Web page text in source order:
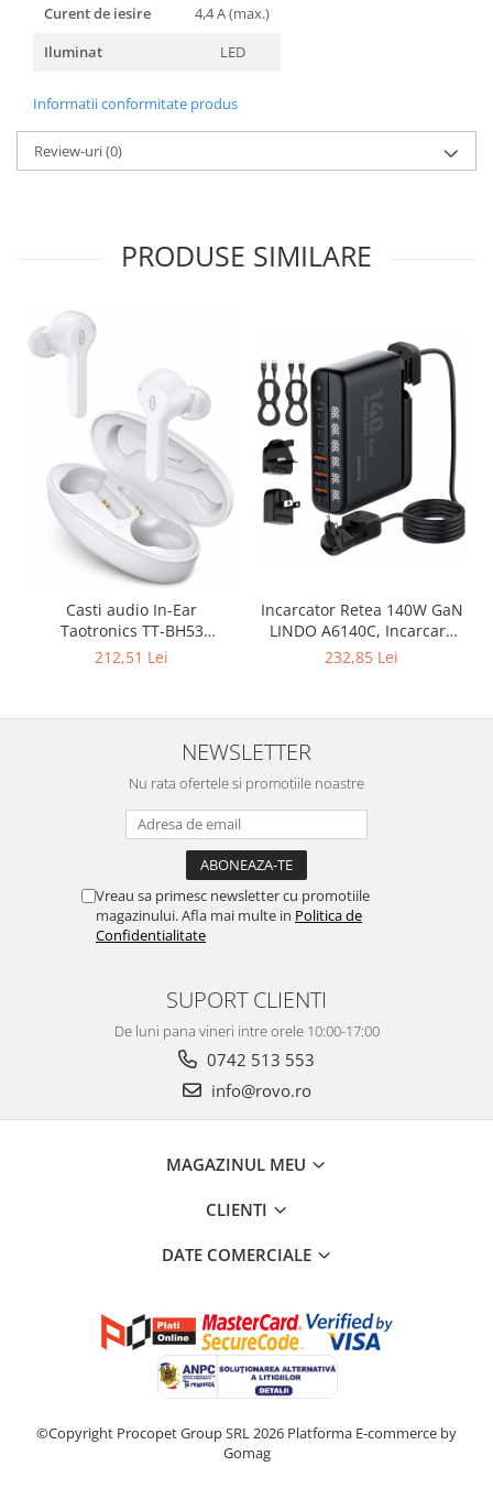
Curent de iesire
4,4 A (max.)
Iluminat
LED
Informatii conformitate produs
Review-uri(0)
PRODUSE SIMILARE
Casti audio In-Ear
Taotronics TT-BH53
SoundLiberty , True
212,51 Lei
Incarcator Retea 140W GaN
LINDO A6140C, Incarcare
rapida, 3xUSB-A, 3XUSB-C,
iPad, iPhone 16 15
232,85 Lei
NEWSLETTER
Nu rata ofertele si promotiile noastre
Vreau sa primesc newsletter cu promotiile
magazinului. Afla mai multe in Politica de
Confidentialitate
SUPORT CLIENTI
De luni pana vineri intre orele 10:00-17:00
0742 513 553
info@rovo.ro
MAGAZINUL MEU
CLIENTI
DATE COMERCIALE
©Copyright Procopet Group SRL 2026 Platforma E-commerce by
Gomag